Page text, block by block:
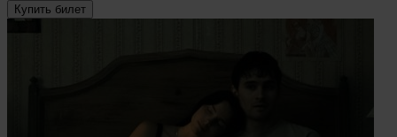
Купить билет